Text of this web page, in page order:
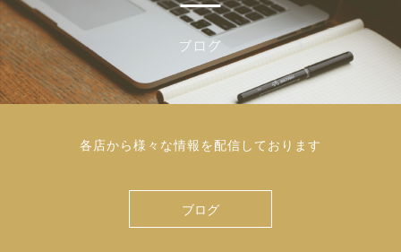
各店から様々な情報を配信しております
ブログ